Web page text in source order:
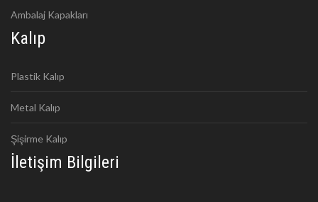
Ambalaj Kapakları
Kalıp
Plastik Kalıp
Metal Kalıp
Şişirme Kalıp
İletişim Bilgileri